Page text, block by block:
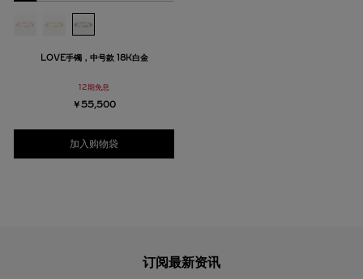
LOVE手镯，中号款 18K白金
12期免息
￥55,500
加入购物袋
订阅最新资讯